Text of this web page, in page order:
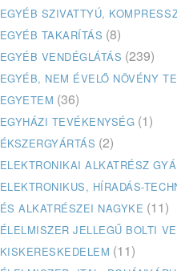
EGYÉB SZIVATTYÚ,
EGYÉB TAKARÍTÁS (8)
EGYÉB VENDÉGLÁTÁS (239)
EGYÉB, NEM ÉVELŐ NÖVÉNY
EGYETEM (36)
EGYHÁZI TEVÉKENYSÉG (1)
ÉKSZERGYÁRTÁS (2)
ELEKTRONIKAI ALKATRÉSZ
ELEKTRONIKUS, HÍRADÁS-
ÉS ALKATRÉSZEI NAGYKE (11)
ÉLELMISZER JELLEGŰ BOLTI
KISKERESKEDELEM (11)